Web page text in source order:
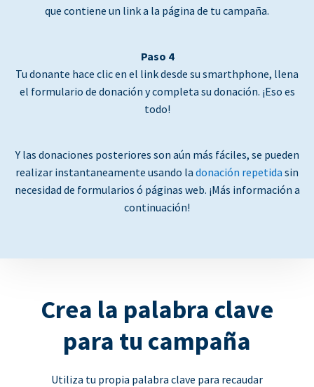
que contiene un link a la página de tu campaña.
Paso 4
Tu donante hace clic en el link desde su smarthphone, llena
el formulario de donación y completa su donación. ¡Eso es
todo!
Y las donaciones posteriores son aún más fáciles, se pueden
realizar instantaneamente usando la donación repetida sin
necesidad de formularios ó páginas web. ¡Más información a
continuación!
Crea la palabra clave
para tu campaña
Utiliza tu propia palabra clave para recaudar